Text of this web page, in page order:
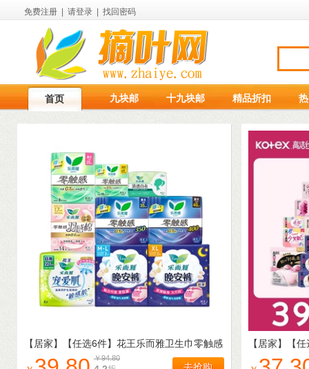
免费注册 请登录 找回密码
首页 九块邮 十九块邮 精品折扣
【居家】
【任选6件】花王乐而雅卫生巾零触感
姨妈巾日用夜用安睡裤护垫
￥94.80
【居家】
【
生巾护垫姨